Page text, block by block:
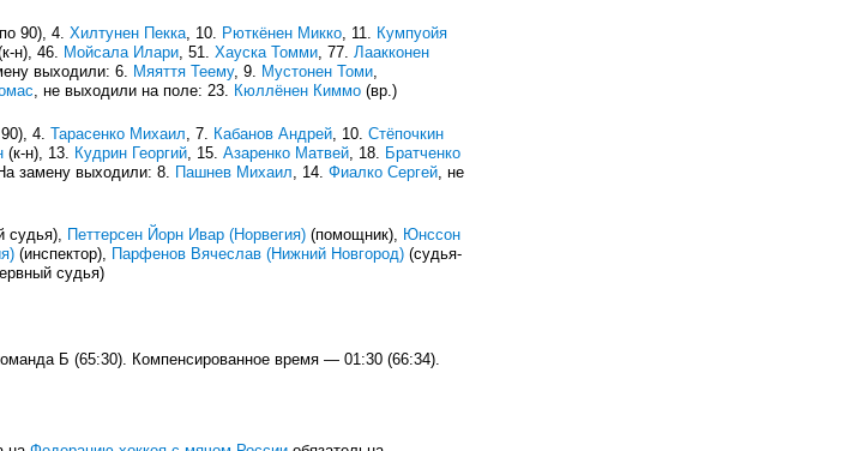
90), 4. Хилтунен Пекка, 10. Рюткёнен Микко, 11. Кумпуойя
н), 46. Мойсала Илари, 51. Хауска Томми, 77. Лаакконен
выходили: 6. Мяяття Теему, 9. Мустонен Томи,
, не выходили на поле: 23. Кюллёнен Киммо (вр.)
4. Тарасенко Михаил, 7. Кабанов Андрей, 10. Стёпочкин
(к-н), 13. Кудрин Георгий, 15. Азаренко Матвей, 18. Братченко
замену выходили: 8. Пашнев Михаил, 14. Фиалко Сергей, не
судья), Петтерсен Йорн Ивар (Норвегия) (помощник), Юнссон
(инспектор), Парфенов Вячеслав (Нижний Новгород) (судья-
судья)
Б (65:30). Компенсированное время — 01:30 (66:34).